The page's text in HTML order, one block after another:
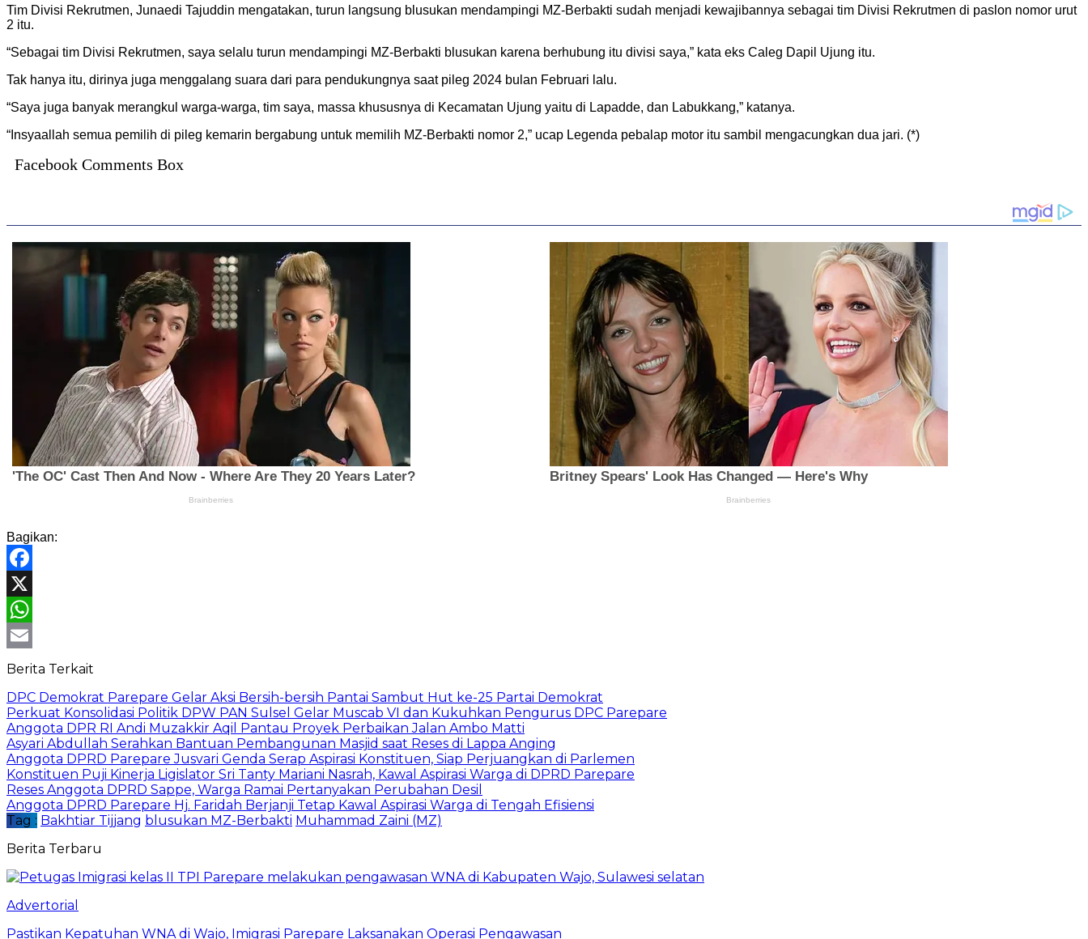
Tim Divisi Rekrutmen, Junaedi Tajuddin mengatakan, turun langsung blusukan mendampingi MZ-Berbakti sudah menjadi kewajibannya sebagai tim Divisi Rekrutmen di paslon nomor urut
2 itu.
“Sebagai tim Divisi Rekrutmen, saya selalu turun mendampingi MZ-Berbakti blusukan karena berhubung itu divisi saya,” kata eks Caleg Dapil Ujung itu.
Tak hanya itu, dirinya juga menggalang suara dari para pendukungnya saat pileg 2024 bulan Februari lalu.
“Saya juga banyak merangkul warga-warga, tim saya, massa khususnya di Kecamatan Ujung yaitu di Lapadde, dan Labukkang,” katanya.
“Insyaallah semua pemilih di pileg kemarin bergabung untuk memilih MZ-Berbakti nomor 2,” ucap Legenda pebalap motor itu sambil mengacungkan dua jari. (*)
Facebook Comments Box
Bagikan:
Facebook
X
WhatsApp
Email
Berita Terkait
DPC Demokrat Parepare Gelar Aksi Bersih-bersih Pantai Sambut Hut ke-25 Partai Demokrat
Perkuat Konsolidasi Politik DPW PAN Sulsel Gelar Muscab VI dan Kukuhkan Pengurus DPC Parepare
Anggota DPR RI Andi Muzakkir Aqil Pantau Proyek Perbaikan Jalan Ambo Matti
Asyari Abdullah Serahkan Bantuan Pembangunan Masjid saat Reses di Lappa Anging
Anggota DPRD Parepare Jusvari Genda Serap Aspirasi Konstituen, Siap Perjuangkan di Parlemen
Konstituen Puji Kinerja Ligislator Sri Tanty Mariani Nasrah, Kawal Aspirasi Warga di DPRD Parepare
Reses Anggota DPRD Sappe, Warga Ramai Pertanyakan Perubahan Desil
Anggota DPRD Parepare Hj. Faridah Berjanji Tetap Kawal Aspirasi Warga di Tengah Efisiensi
Tag : Bakhtiar Tijjang blusukan MZ-Berbakti Muhammad Zaini (MZ)
Berita Terbaru
Advertorial
Pastikan Kepatuhan WNA di Wajo, Imigrasi Parepare Laksanakan Operasi Pengawasan